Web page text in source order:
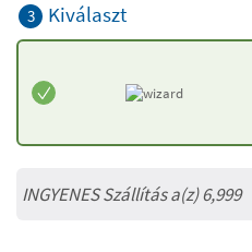
3 Kiválaszt
INGYENES Szállítás a(z) 6,999